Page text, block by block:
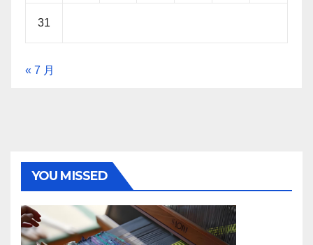
31
« 7 月
YOU MISSED